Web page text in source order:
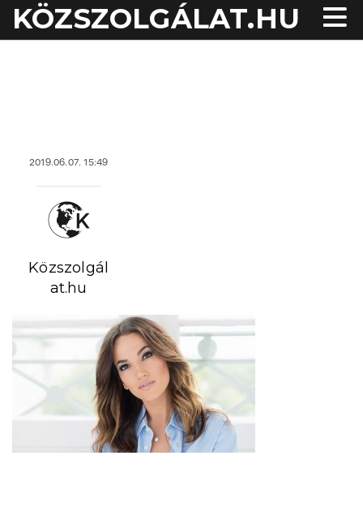
KÖZSZOLGÁLAT.HU
2019.06.07. 15:49
Közszolgál
at.hu